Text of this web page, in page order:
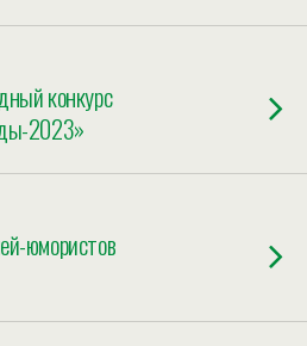
конкурс
2023»
юмористов